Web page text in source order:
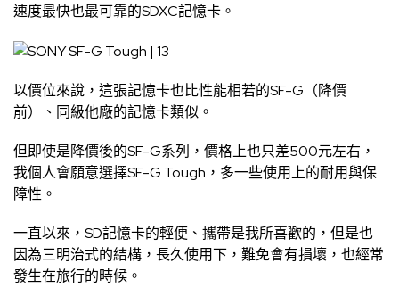
速度最快也最可靠的SDXC記憶卡。
以價位來說，這張記憶卡也比性能相若的SF-G（降價
前）、同級他廠的記憶卡類似。
但即使是降價後的SF-G系列，價格上也只差500元左右，
我個人會願意選擇SF-G Tough，多一些使用上的耐用與保
障性。
一直以來，SD記憶卡的輕便、攜帶是我所喜歡的，但是也
因為三明治式的結構，長久使用下，難免會有損壞，也經常
發生在旅行的時候。